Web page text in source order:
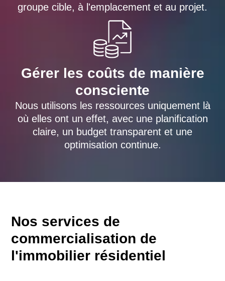
groupe cible, à l'emplacement et au projet.
Gérer les coûts de manière
consciente
Nous utilisons les ressources uniquement là
où elles ont un effet, avec une planification
claire, un budget transparent et une
optimisation continue.
Nos services de
commercialisation de
l'immobilier résidentiel